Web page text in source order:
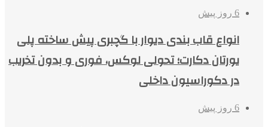
6 روز پیش
انواع قاب بندی دیوار با گچبری پیش ساخته پلی
یورتان دکارت؛ تحولی لوکس، فوری و بدون تخریب
در دکوراسیون داخلی
6 روز پیش